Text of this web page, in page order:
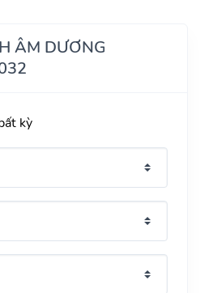
ÂM DƯƠNG
kỳ